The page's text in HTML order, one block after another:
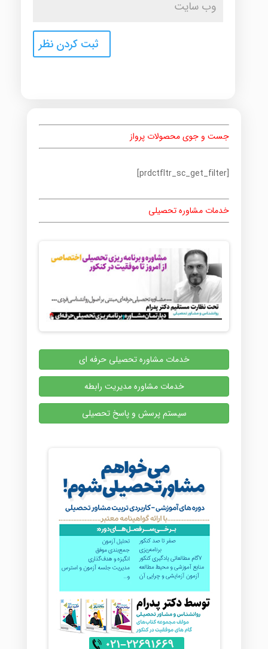
جست و جوی محصولات پرواز
[prdctfltr_sc_get_filter]
خدمات مشاوره تحصیلی
خدمات مشاوره تحصیلی حرفه ای
خدمات مشاوره مدیریت رابطه
سیستم پرسش و پاسخ تحصیلی